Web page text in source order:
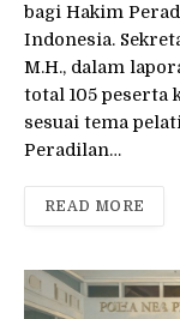
bagi Hakim
Indonesia.
M.H., dalam
total 105 peserta
sesuai tema
Peradilan…
READ MORE